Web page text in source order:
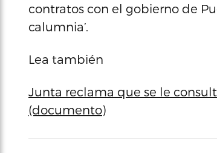
contratos con el gobierno de
calumnia’.
Lea también
Junta reclama que se le
(documento)